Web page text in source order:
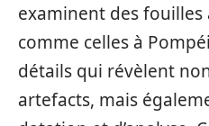
examinent des
comme celles à
détails qui révèlent
artefacts, mais